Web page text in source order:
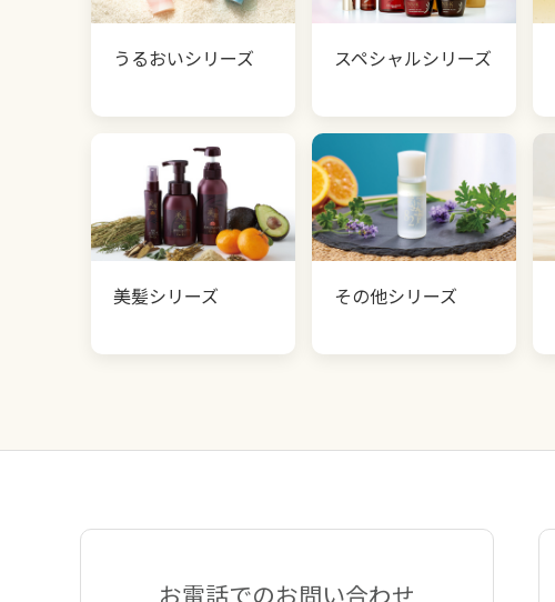
うるおいシリーズ スペシャルシリーズ
美髪シリーズ その他シリーズ
お電話でのお問い合わせ